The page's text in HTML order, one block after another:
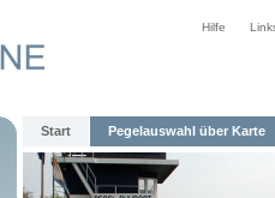
Hilfe
Start Pegelauswahl über Karte